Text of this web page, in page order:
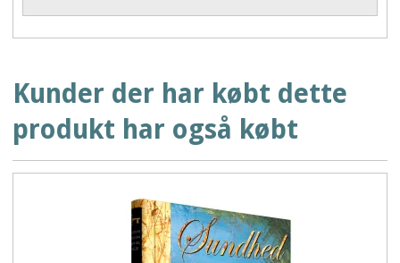
Kunder der har købt dette
produkt har også købt